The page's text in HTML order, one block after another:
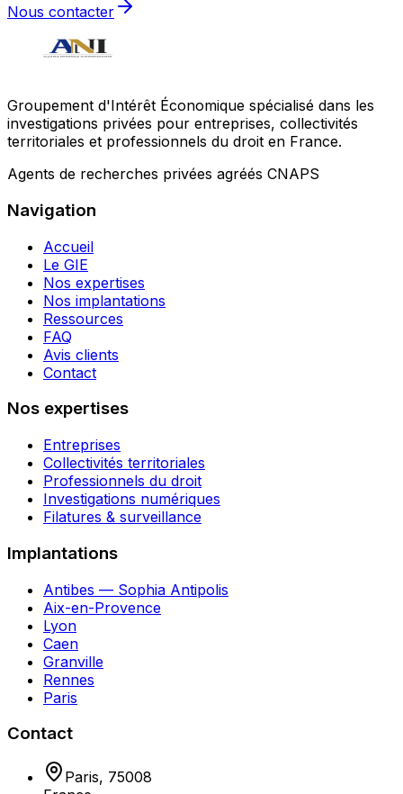
Nous contacter
Groupement d'Intérêt Économique spécialisé dans les
investigations privées pour entreprises, collectivités
territoriales et professionnels du droit en France.
Agents de recherches privées agréés CNAPS
Navigation
Accueil
Le GIE
Nos expertises
Nos implantations
Ressources
FAQ
Avis clients
Contact
Nos expertises
Entreprises
Collectivités territoriales
Professionnels du droit
Investigations numériques
Filatures & surveillance
Implantations
Antibes — Sophia Antipolis
Aix-en-Provence
Lyon
Caen
Granville
Rennes
Paris
Contact
Paris, 75008